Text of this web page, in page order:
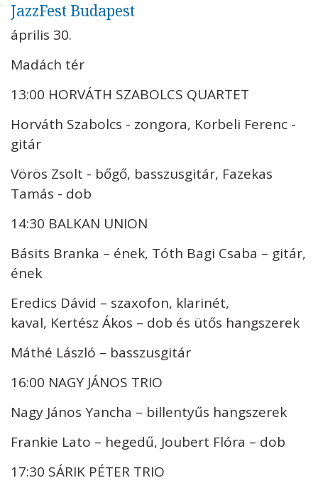
JazzFest Budapest
április 30.
Madách tér
13:00 HORVÁTH SZABOLCS QUARTET
Horváth Szabolcs - zongora, Korbeli Ferenc -
gitár
Vörös Zsolt - bőgő, basszusgitár, Fazekas
Tamás - dob
14:30 BALKAN UNION
Básits Branka – ének, Tóth Bagi Csaba – gitár,
ének
Eredics Dávid – szaxofon, klarinét,
kaval, Kertész Ákos – dob és ütős hangszerek
Máthé László – basszusgitár
16:00 NAGY JÁNOS TRIO
Nagy János Yancha – billentyűs hangszerek
Frankie Lato – hegedű, Joubert Flóra – dob
17:30 SÁRIK PÉTER TRIO